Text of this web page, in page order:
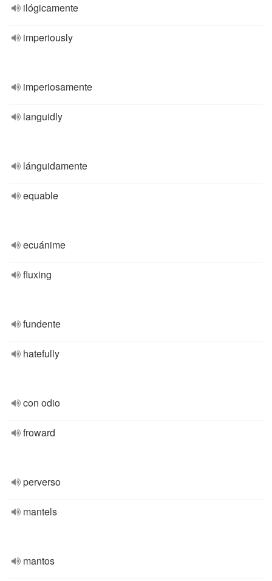
ilógicamente
imperiously
imperiosamente
languidly
lánguidamente
equable
ecuánime
fluxing
fundente
hatefully
con odio
froward
perverso
mantels
mantos